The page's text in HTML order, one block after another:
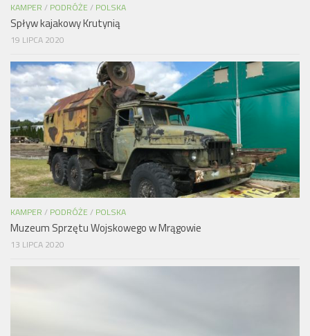
KAMPER / PODRÓŻE / POLSKA
Spływ kajakowy Krutynią
19 LIPCA 2020
KAMPER / PODRÓŻE / POLSKA
Muzeum Sprzętu Wojskowego w Mrągowie
13 LIPCA 2020